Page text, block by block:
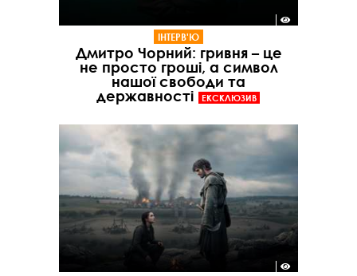
ІНТЕРВ'Ю
Дмитро Чорний: гривня – це
не просто гроші, а символ
нашої свободи та
державності
ЕКСКЛЮЗИВ